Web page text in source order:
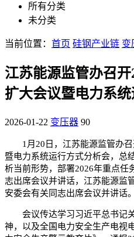
所有分类
未分类
当前位置： 首页 硅钢产业链 变
江苏能源监管办召
扩大会议暨电力系
2026-01-22 变压器 90
1月20日，江苏能源监管办
暨电力系统运行方式分析会，总
析当前形势，部署2026年重点任
志出席会议并讲话，江苏能源监
安委会有关同志出席会议并讲话。
会议传达学习习近平总书记
神，以及全国电力安全生产电视